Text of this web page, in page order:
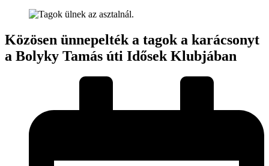
Közösen ünnepelték a tagok a karácsonyt
a Bolyky Tamás úti Idősek Klubjában